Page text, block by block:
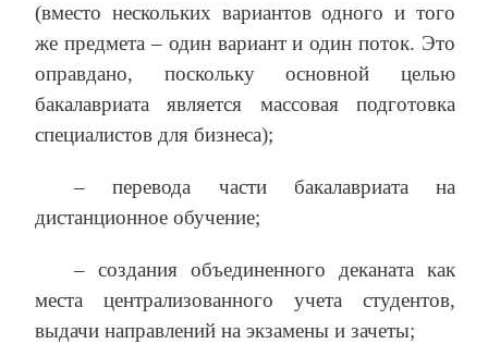
(вместо нескольких вариантов одного и того
же предмета – один вариант и один поток. Это
оправдано, поскольку основной целью
бакалавриата является массовая подготовка
специалистов для бизнеса);
– перевода части бакалавриата на
дистанционное обучение;
– создания объединенного деканата как
места централизованного учета студентов,
выдачи направлений на экзамены и зачеты;